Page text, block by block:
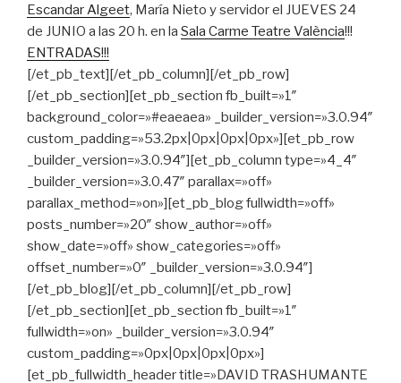
Escandar Algeet, María Nieto y servidor el JUEVES 24
de JUNIO a las 20 h. en la Sala Carme Teatre València!!!
ENTRADAS!!!
[/et_pb_text][/et_pb_column][/et_pb_row]
[/et_pb_section][et_pb_section fb_built=»1″
background_color=»#eaeaea» _builder_version=»3.0.94″
custom_padding=»53.2px|0px|0px|0px»][et_pb_row
_builder_version=»3.0.94″][et_pb_column type=»4_4″
_builder_version=»3.0.47″ parallax=»off»
parallax_method=»on»][et_pb_blog fullwidth=»off»
posts_number=»20″ show_author=»off»
show_date=»off» show_categories=»off»
offset_number=»0″ _builder_version=»3.0.94″]
[/et_pb_blog][/et_pb_column][/et_pb_row]
[/et_pb_section][et_pb_section fb_built=»1″
fullwidth=»on» _builder_version=»3.0.94″
custom_padding=»0px|0px|0px|0px»]
[et_pb_fullwidth_header title=»DAVID TRASHUMANTE